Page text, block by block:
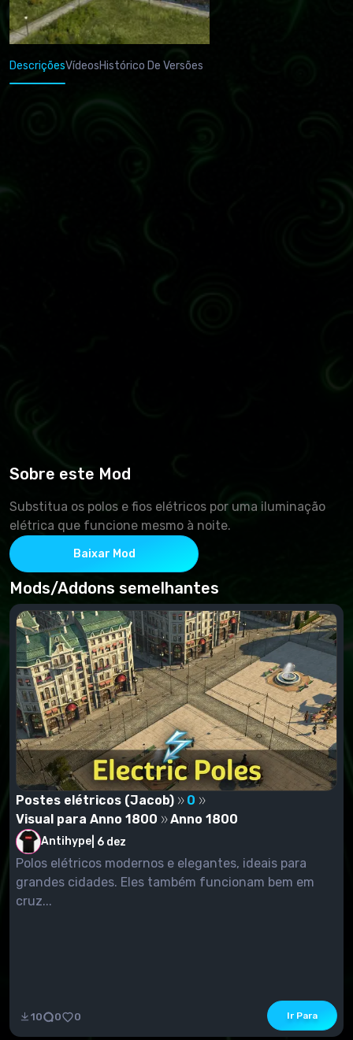
DescriçõesVídeosHistórico De Versões
Sobre este Mod
Substitua os polos e fios elétricos por uma iluminação
elétrica que funcione mesmo à noite.
Baixar Mod
Mods/Addons semelhantes
Postes elétricos (Jacob)
0
Visual para Anno 1800
Anno 1800
Antihype 6 dez
Polos elétricos modernos e elegantes, ideais para
grandes cidades. Eles também funcionam bem em
cruz...
10 0 0 Ir Para